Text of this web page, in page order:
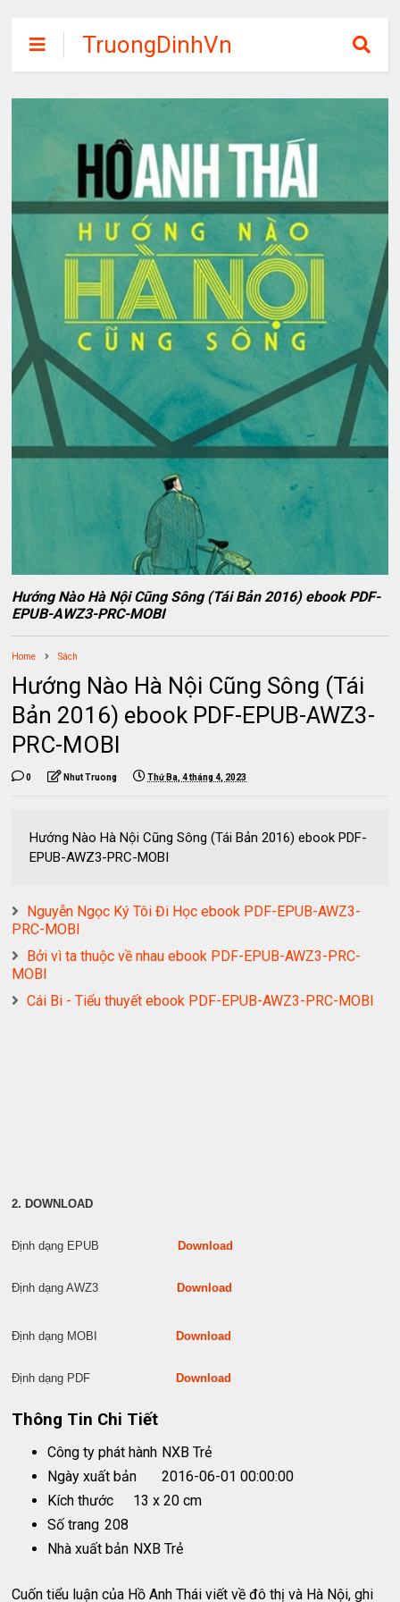
TruongDinhVn
Chia sẽ ebook,
các khóa học,
tập miễn phí
Hướng Nào Hà Nội Cũng Sông (Tái Bản 2016) ebook PDF-
EPUB-AWZ3-PRC-MOBI
Home Sách
Hướng Nào Hà Nội Cũng Sông (Tái
Bản 2016) ebook PDF-EPUB-AWZ3-
PRC-MOBI
0 Nhut Truong Thứ Ba, 4 tháng 4, 2023
Hướng Nào Hà Nội Cũng Sông (Tái Bản 2016) ebook PDF-
EPUB-AWZ3-PRC-MOBI
Nguyễn Ngọc Ký Tôi Đi Học ebook PDF-EPUB-AWZ3-
PRC-MOBI
Bởi vì ta thuộc về nhau ebook PDF-EPUB-AWZ3-PRC-
MOBI
Cái Bi - Tiểu thuyết ebook PDF-EPUB-AWZ3-PRC-MOBI
2. DOWNLOAD
Định dạng EPUBDownload
Định dạng AWZ3Download
Định dạng MOBIDownload
Định dạng PDFDownload
Thông Tin Chi Tiết
Công ty phát hành NXB Trẻ
Ngày xuất bản
2016-06-01 00:00:00
Kích thước
13 x 20 cm
Số trang 208
Nhà xuất bản NXB Trẻ
Cuốn tiểu luận của Hồ Anh Thái viết về đô thị và Hà Nội, ghi